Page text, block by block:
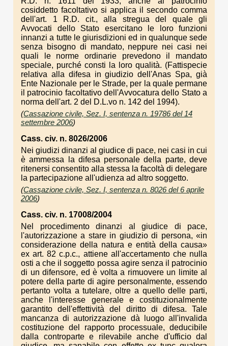
cosiddetto facoltativo si applica il secondo comma
dell'art. 1 R.D. cit., alla stregua del quale gli
Avvocati dello Stato esercitano le loro funzioni
innanzi a tutte le giurisdizioni ed in qualunque sede
senza bisogno di mandato, neppure nei casi nei
quali le norme ordinarie prevedono il mandato
speciale, purché consti la loro qualità. (Fattispecie
relativa alla difesa in giudizio dell'Anas Spa, già
Ente Nazionale per le Strade, per la quale permane
il patrocinio facoltativo dell'Avvocatura dello Stato a
norma dell'art. 2 del D.L.vo n. 142 del 1994).
(Cassazione civile, Sez. I, sentenza n. 19786 del 14
settembre 2006)
Cass. civ. n. 8026/2006
Nei giudizi dinanzi al giudice di pace, nei casi in cui
è ammessa la difesa personale della parte, deve
ritenersi consentito alla stessa la facoltà di delegare
la partecipazione all'udienza ad altro soggetto.
(Cassazione civile, Sez. I, sentenza n. 8026 del 6 aprile
2006)
Cass. civ. n. 17008/2004
Nel procedimento dinanzi al giudice di pace,
l'autorizzazione a stare in giudizio di persona, «in
considerazione della natura e entità della causa»
ex art. 82 c.p.c., attiene all'accertamento che nulla
osti a che il soggetto possa agire senza il patrocinio
di un difensore, ed è volta a rimuovere un limite al
potere della parte di agire personalmente, essendo
pertanto volta a tutelare, oltre a quello delle parti,
anche l'interesse generale e costituzionalmente
garantito dell'effettività del diritto di difesa. Tale
mancanza di autorizzazione dà luogo all'invalida
costituzione del rapporto processuale, deducibile
dalla controparte e rilevabile anche d'ufficio dal